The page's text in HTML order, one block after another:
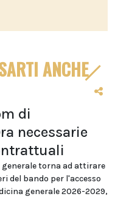
ANCHE
di
necessarie
generale torna ad attirare
del bando per l'accesso
generale 2026-2029,